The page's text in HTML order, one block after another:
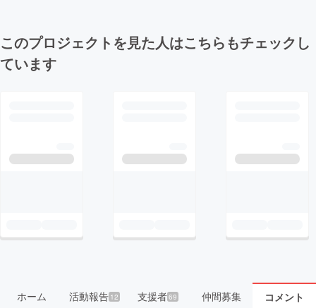
このプロジェクトを見た人はこちらもチェックし
ています
ホーム 活動報告12 支援者69 仲間募集 コメント